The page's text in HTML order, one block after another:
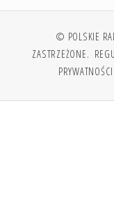
© POLSKIE
ZASTRZEŻONE.
PRYWATNOŚCI